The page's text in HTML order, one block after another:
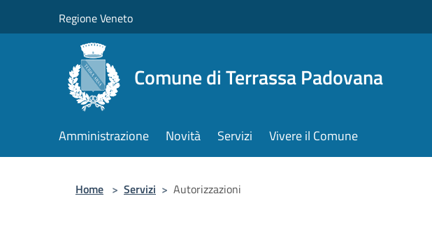
Regione Veneto
Comune di Terrassa Padovana
Amministrazione Novità Servizi Vivere il Comune
Home > Servizi > Autorizzazioni